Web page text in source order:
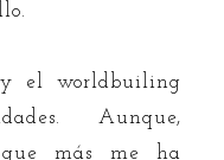
el worldbuiling
Aunque,
que más me ha